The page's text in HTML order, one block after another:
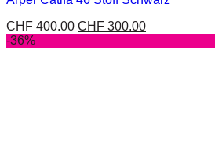
CHF400.00 CHF 300.00
-36%